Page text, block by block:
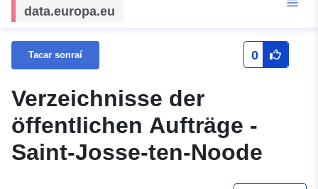
data.europa.eu
Tacar sonraí 0
Verzeichnisse der
öffentlichen Aufträge -
Saint-Josse-ten-Noode